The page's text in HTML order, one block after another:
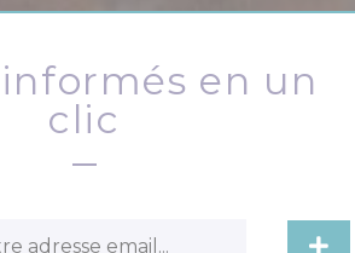
en un
clic